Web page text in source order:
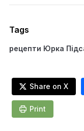
Tags
рецепти Юрка
Share on X
Print